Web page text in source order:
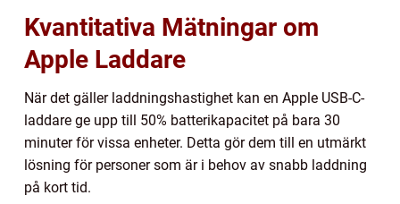
Kvantitativa Mätningar om
Apple Laddare
När det gäller laddningshastighet kan en Apple USB-C-
laddare ge upp till 50% batterikapacitet på bara 30
minuter för vissa enheter. Detta gör dem till en utmärkt
lösning för personer som är i behov av snabb laddning
på kort tid.